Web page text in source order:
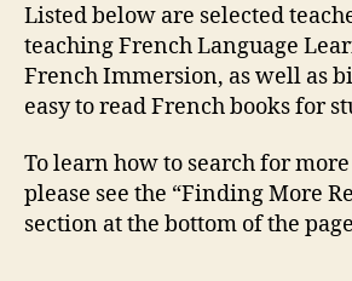
Listed below are selected
teaching French Language
French Immersion, as well as
easy to read French books for
To learn how to search for
please see the “Finding More
section at the bottom of the